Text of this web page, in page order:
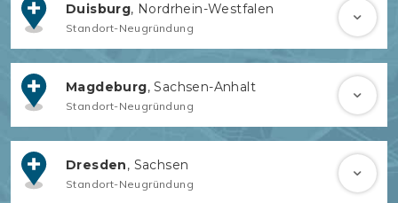
Duisburg, Nordrhein-Westfalen
Standort-Neugründung
Magdeburg, Sachsen-Anhalt
Standort-Neugründung
Dresden, Sachsen
Standort-Neugründung